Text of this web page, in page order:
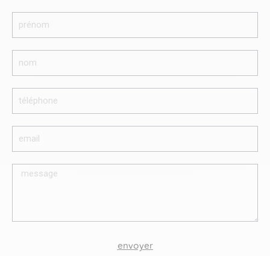
envoyer